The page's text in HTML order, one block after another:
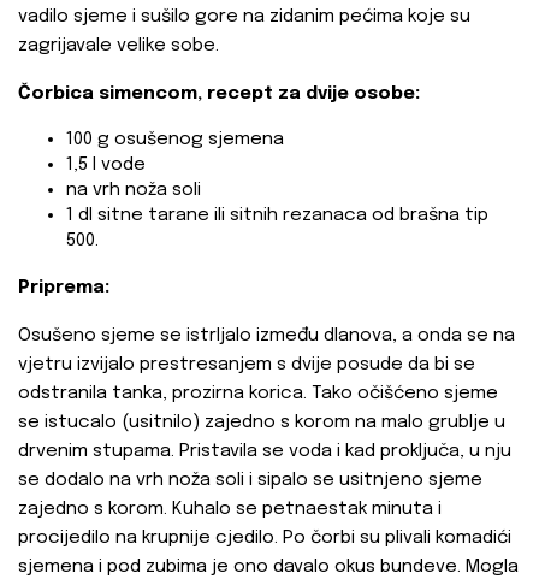
vadilo sjeme i sušilo gore na zidanim pećima koje su
zagrijavale velike sobe.
Čorbica simencom, recept za dvije osobe:
100 g osušenog sjemena
1,5 l vode
na vrh noža soli
1 dl sitne tarane ili sitnih rezanaca od brašna tip
500.
Priprema:
Osušeno sjeme se istrljalo između dlanova, a onda se na
vjetru izvijalo prestresanjem s dvije posude da bi se
odstranila tanka, prozirna korica. Tako očišćeno sjeme
se istucalo (usitnilo) zajedno s korom na malo grublje u
drvenim stupama. Pristavila se voda i kad proključa, u nju
se dodalo na vrh noža soli i sipalo se usitnjeno sjeme
zajedno s korom. Kuhalo se petnaestak minuta i
procijedilo na krupnije cjedilo. Po čorbi su plivali komadići
sjemena i pod zubima je ono davalo okus bundeve. Mogla